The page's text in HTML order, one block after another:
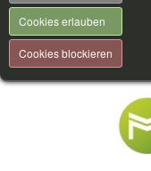
Cookies erlauben
Cookies blockieren